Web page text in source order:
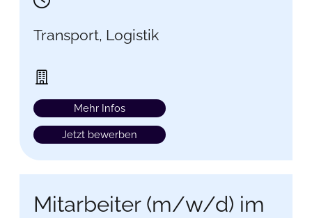
Transport, Logistik
Mehr Infos
Jetzt bewerben
Mitarbeiter (m/w/d) im